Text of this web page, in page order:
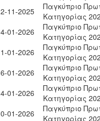
11-2025
Παγκύπριο
Κατηγορίας
01-2026
Παγκύπριο
Κατηγορίας
01-2026
Παγκύπριο
Κατηγορίας
01-2026
Παγκύπριο
Κατηγορίας
01-2026
Παγκύπριο
Κατηγορίας
01-2026
Παγκύπριο
Κατηγορίας